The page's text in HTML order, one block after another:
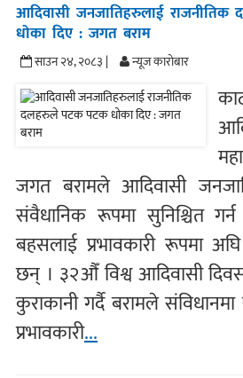
आदिवासी जनजातिहरुलाई
धोका दिए : जगत बराम
साउन २४, २०८३ | न्यूज काराेबार
जगत बरामले आदिवासी
संवैधानिक रूपमा सुनिश्चित
बहसलाई प्रभावकारी रूपमा
छन् । ३२औँ विश्व आदिवासी
कुराकानी गर्दै बरामले
प्रभावकारी...